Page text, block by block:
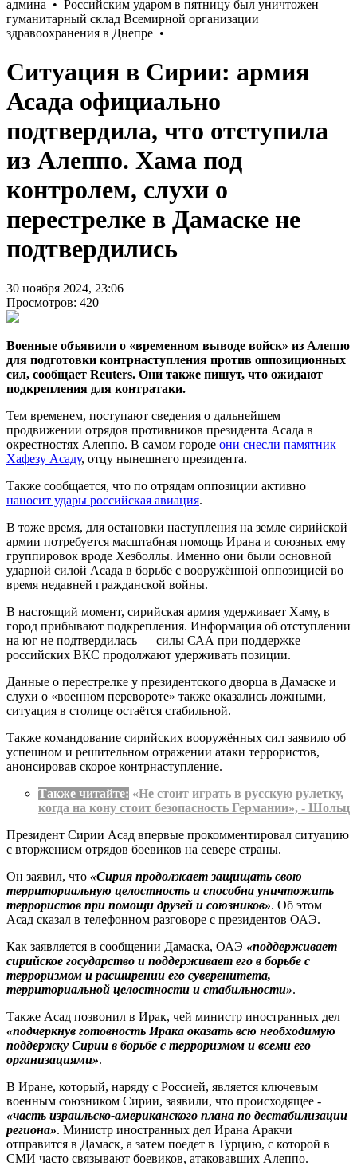
Ситуация в Сирии: армия
Асада официально
подтвердила, что отступила
из Алеппо. Хама под
контролем, слухи о
перестрелке в Дамаске не
подтвердились
30 ноября 2024, 23:06
Просмотров: 420
Военные объявили о «временном выводе войск» из Алеппо
для подготовки контрнаступления против оппозиционных
сил, сообщает Reuters. Они также пишут, что ожидают
подкрепления для контратаки.
Тем временем, поступают сведения о дальнейшем
продвижении отрядов противников президента Асада в
окрестностях Алеппо. В самом городе они снесли памятник
Хафезу Асаду, отцу нынешнего президента.
Также сообщается, что по отрядам оппозиции активно
наносит удары российская авиация.
В тоже время, для остановки наступления на земле сирийской
армии потребуется масштабная помощь Ирана и союзных ему
группировок вроде Хезболлы. Именно они были основной
ударной силой Асада в борьбе с вооружённой оппозицией во
время недавней гражданской войны.
В настоящий момент, сирийская армия удерживает Хаму, в
город прибывают подкрепления. Информация об отступлении
на юг не подтвердилась — силы САА при поддержке
российских ВКС продолжают удерживать позиции.
Данные о перестрелке у президентского дворца в Дамаске и
слухи о «военном перевороте» также оказались ложными,
ситуация в столице остаётся стабильной.
Также командование сирийских вооружённых сил заявило об
успешном и решительном отражении атаки террористов,
анонсировав скорое контрнаступление.
Также читайте: «Не стоит играть в русскую рулетку,
когда на кону стоит безопасность Германии», - Шольц
Президент Сирии Асад впервые прокомментировал ситуацию
с вторжением отрядов боевиков на севере страны.
Он заявил, что «Сирия продолжает защищать свою
территориальную целостность и способна уничтожить
террористов при помощи друзей и союзников». Об этом
Асад сказал в телефонном разговоре с президентов ОАЭ.
Как заявляется в сообщении Дамаска, ОАЭ «поддерживает
сирийское государство и поддерживает его в борьбе с
терроризмом и расширении его суверенитета,
территориальной целостности и стабильности».
Также Асад позвонил в Ирак, чей министр иностранных дел
«подчеркнув готовность Ирака оказать всю необходимую
поддержку Сирии в борьбе с терроризмом и всеми его
организациями».
В Иране, который, наряду с Россией, является ключевым
военным союзником Сирии, заявили, что происходящее -
«часть израильско-американского плана по дестабилизации
региона». Министр иностранных дел Ирана Аракчи
отправится в Дамаск, а затем поедет в Турцию, с которой в
СМИ часто связывают боевиков, атаковавших Алеппо.